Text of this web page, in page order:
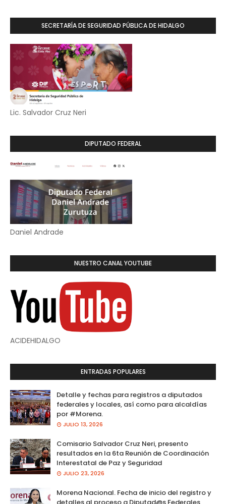
SECRETARÍA DE SEGURIDAD PÚBLICA DE HIDALGO
Lic. Salvador Cruz Neri
DIPUTADO FEDERAL
Daniel Andrade
NUESTRO CANAL YOUTUBE
ACIDEHIDALGO
ENTRADAS POPULARES
Detalle y fechas para registros a diputados
federales y locales, así como para alcaldías
por #Morena.
JULIO 13, 2026
Comisario Salvador Cruz Neri, presento
resultados en la 6ta Reunión de Coordinación
Interestatal de Paz y Seguridad
JULIO 23, 2026
Morena Nacional. Fecha de inicio del registro y